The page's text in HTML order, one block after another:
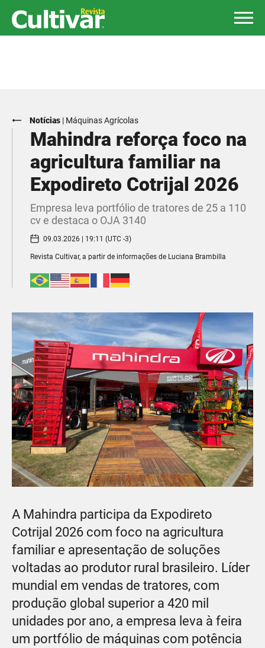
Notícias | Máquinas Agrícolas
Mahindra reforça foco na
agricultura familiar na
Expodireto Cotrijal 2026
Empresa leva portfólio de tratores de 25 a 110
cv e destaca o OJA 3140
09.03.2026 | 19:11 (UTC -3)
Revista Cultivar, a partir de informações de Luciana Brambilla
A Mahindra participa da Expodireto
Cotrijal 2026 com foco na agricultura
familiar e apresentação de soluções
voltadas ao produtor rural brasileiro. Líder
mundial em vendas de tratores, com
produção global superior a 420 mil
unidades por ano, a empresa leva à feira
um portfólio de máquinas com potência